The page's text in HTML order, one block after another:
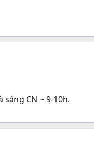
CN ~ 9-10h.